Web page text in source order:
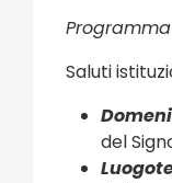
Saluti
del